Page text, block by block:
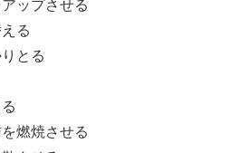
ップさせる
る
とる
燃焼させる